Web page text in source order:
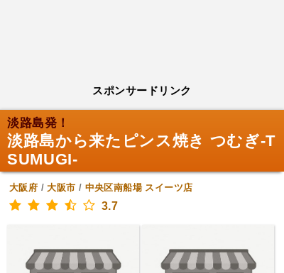
スポンサードリンク
淡路島発！
淡路島から来たピンス焼き つむぎ-T
SUMUGI-
大阪府 /大阪市 / 中央区南船場 スイーツ店
3.7